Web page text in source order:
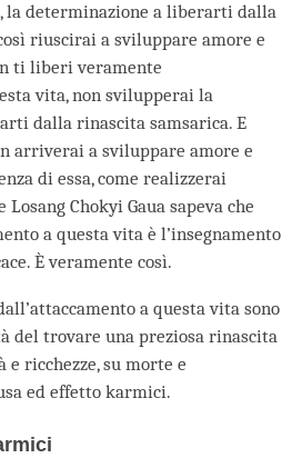
la determinazione a liberarti dalla
riuscirai a sviluppare amore e
ti liberi veramente
vita, non svilupperai la
dalla rinascita samsarica. E
arriverai a sviluppare amore e
di essa, come realizzerai
Losang Chokyi Gaua sapeva che
a questa vita è l’insegnamento
È veramente così.
a questa vita sono
del trovare una preziosa rinascita
ricchezze, su morte e
ed effetto karmici.